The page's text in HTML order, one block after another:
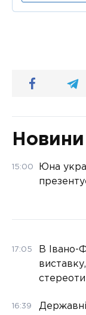
Новини
15:00
Юна
17:05
В Івано-
16:39